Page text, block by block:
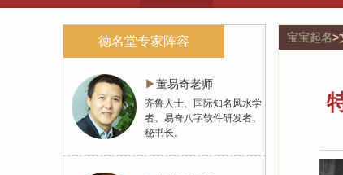
德名堂专家阵容
▶董易奇老师
齐鲁人士、国际知名风水学
者、易奇八字软件研发者、
秘书长。
宝宝起名>